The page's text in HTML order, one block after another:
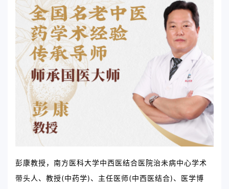
彭康教授，南方医科大学中西医结合医院治未病中心学术
带头人、教授(中药学)、主任医师(中西医结合)、医学博